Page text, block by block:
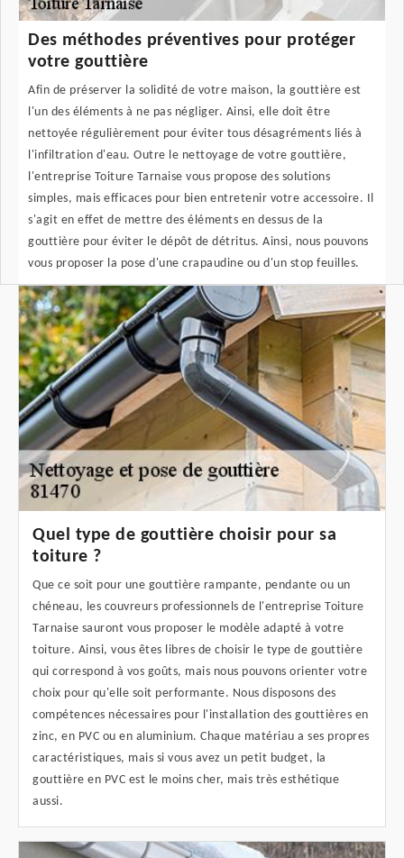
Des méthodes préventives pour protéger
votre gouttière
Afin de préserver la solidité de votre maison, la gouttière est
l'un des éléments à ne pas négliger. Ainsi, elle doit être
nettoyée régulièrement pour éviter tous désagréments liés à
l'infiltration d'eau. Outre le nettoyage de votre gouttière,
l'entreprise Toiture Tarnaise vous propose des solutions
simples, mais efficaces pour bien entretenir votre accessoire. Il
s'agit en effet de mettre des éléments en dessus de la
gouttière pour éviter le dépôt de détritus. Ainsi, nous pouvons
vous proposer la pose d'une crapaudine ou d'un stop feuilles.
Quel type de gouttière choisir pour sa
toiture ?
Que ce soit pour une gouttière rampante, pendante ou un
chéneau, les couvreurs professionnels de l'entreprise Toiture
Tarnaise sauront vous proposer le modèle adapté à votre
toiture. Ainsi, vous êtes libres de choisir le type de gouttière
qui correspond à vos goûts, mais nous pouvons orienter votre
choix pour qu'elle soit performante. Nous disposons des
compétences nécessaires pour l'installation des gouttières en
zinc, en PVC ou en aluminium. Chaque matériau a ses propres
caractéristiques, mais si vous avez un petit budget, la
gouttière en PVC est le moins cher, mais très esthétique
aussi.